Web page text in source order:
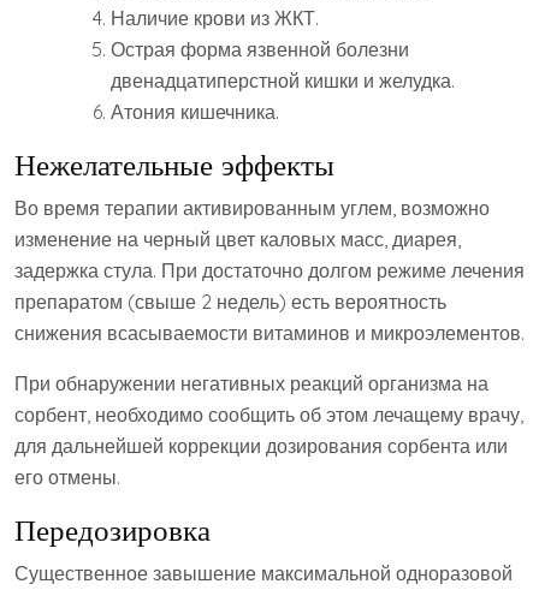
Наличие крови из ЖКТ.
Острая форма язвенной болезни
двенадцатиперстной кишки и желудка.
Атония кишечника.
Нежелательные эффекты
Во время терапии активированным углем, возможно
изменение на черный цвет каловых масс, диарея,
задержка стула. При достаточно долгом режиме лечения
препаратом (свыше 2 недель) есть вероятность
снижения всасываемости витаминов и микроэлементов.
При обнаружении негативных реакций организма на
сорбент, необходимо сообщить об этом лечащему врачу,
для дальнейшей коррекции дозирования сорбента или
его отмены.
Передозировка
Существенное завышение максимальной одноразовой